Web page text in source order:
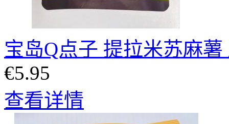
宝岛Q点子 提拉米苏麻薯
€5.95
查看详情